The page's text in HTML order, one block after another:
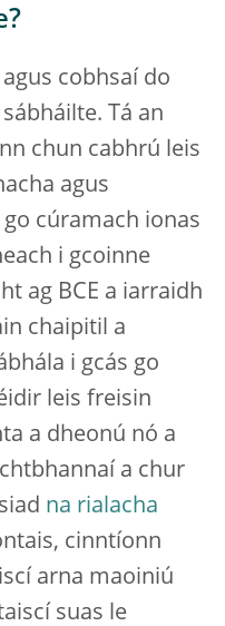
cobhsaí do
Tá an
chun cabhrú leis
agus
cúramach ionas
i gcoinne
ag BCE a iarraidh
chaipitil a
i gcás go
leis freisin
a dheonú nó a
a chur
na rialacha
cinntíonn
arna maoiniú
suas le